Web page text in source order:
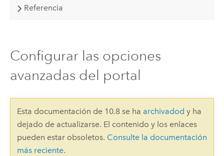
Referencia
Configurar las opciones
avanzadas del portal
Esta documentación de 10.8 se ha archivadod y ha
dejado de actualizarse. El contenido y los enlaces
pueden estar obsoletos. Consulte la documentación
más reciente.